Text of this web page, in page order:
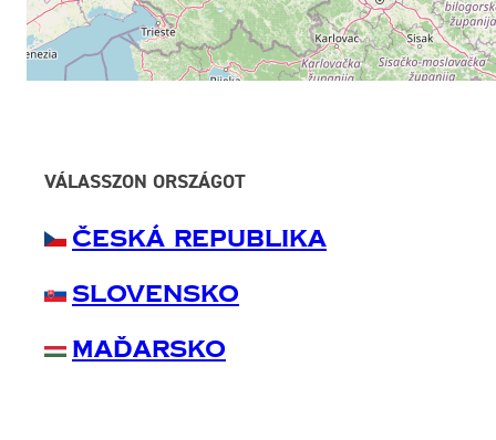
VÁLASSZON ORSZÁGOT
Česká Republika
Slovensko
Maďarsko